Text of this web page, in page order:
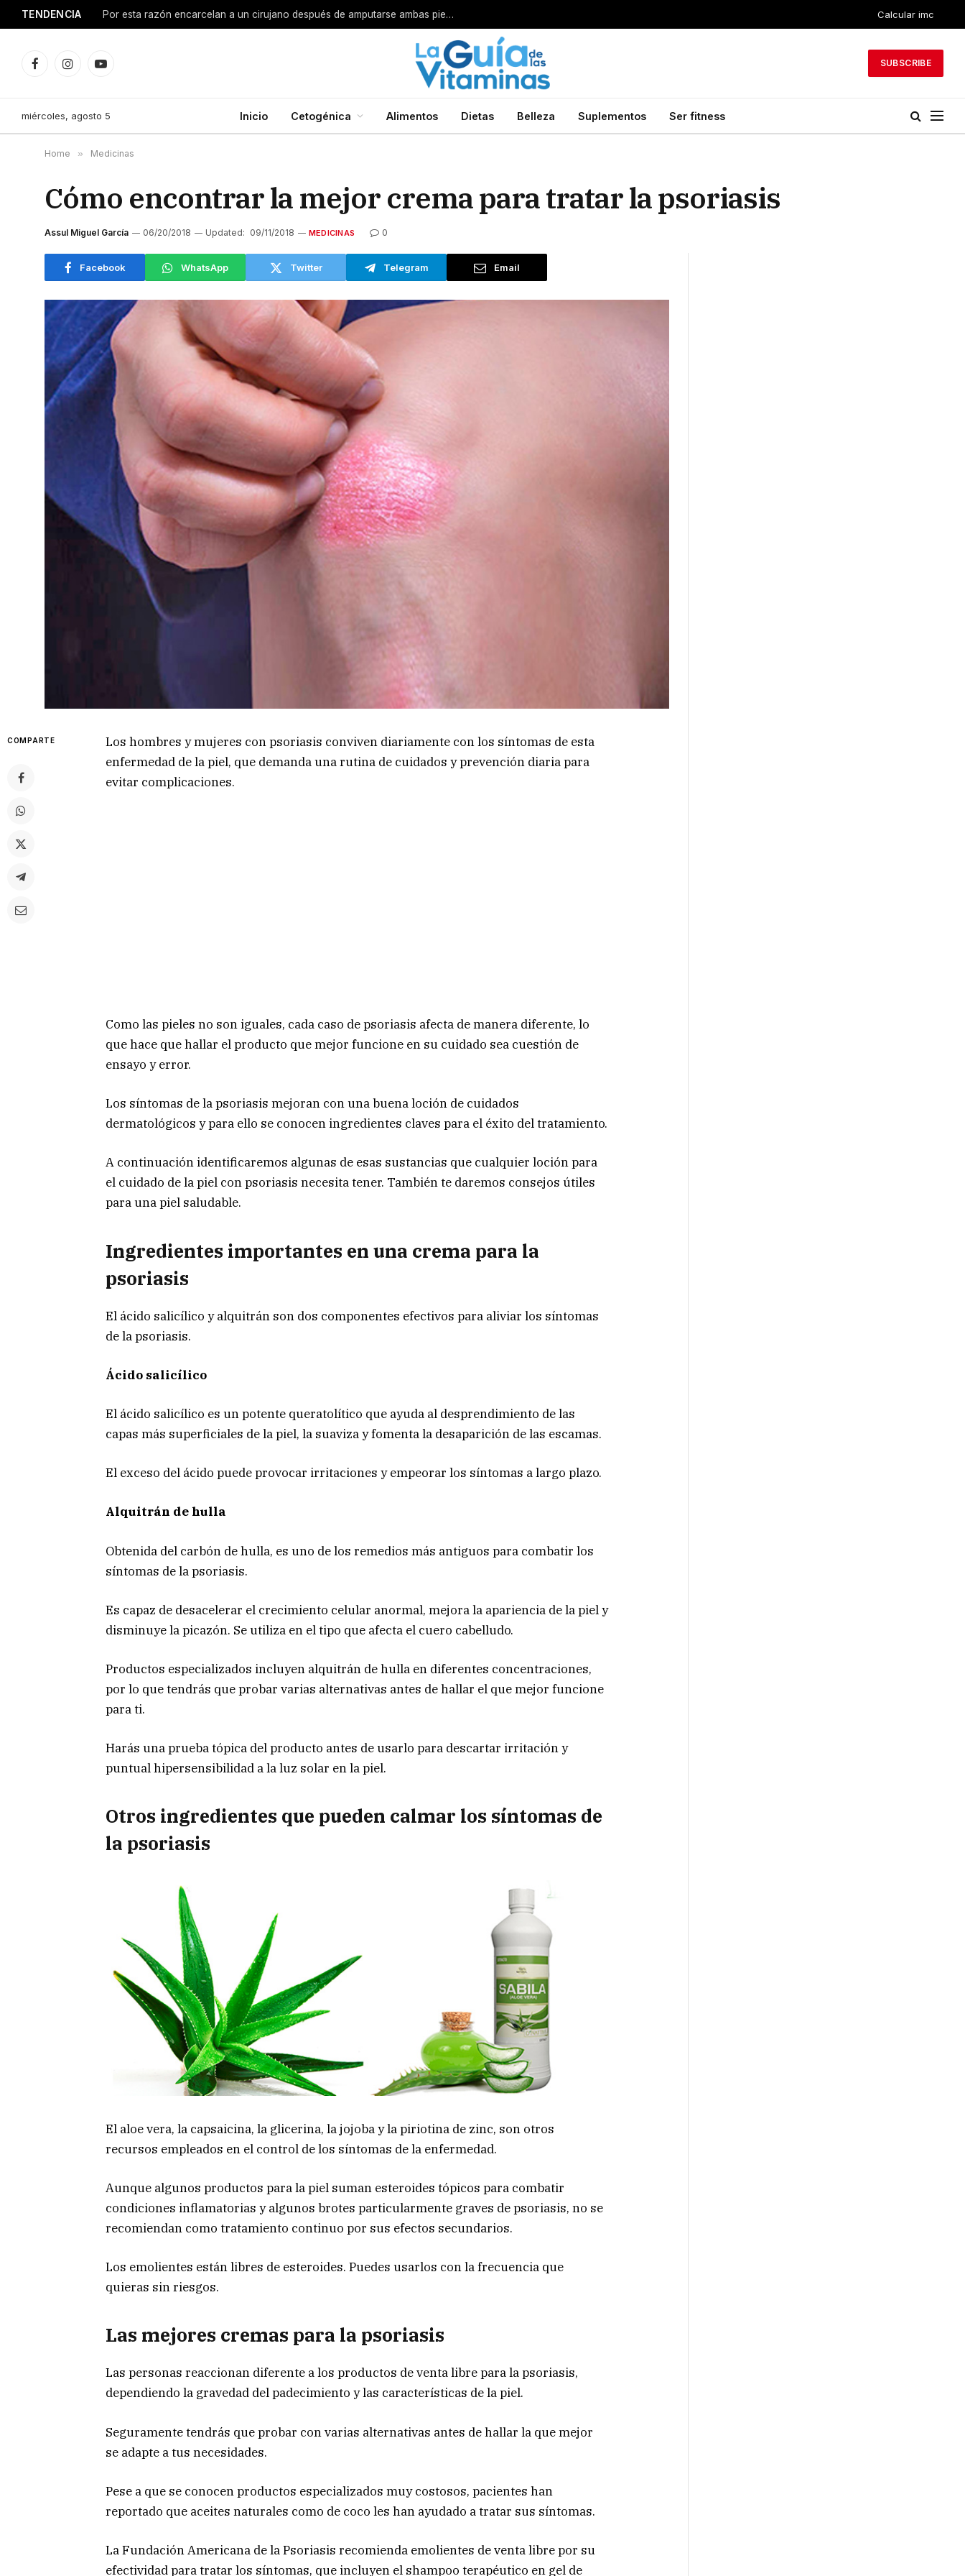
TENDENCIA Por esta razón encarcelan a un cirujano después de amputarse ambas piernas Calcular imc
FacebookInstagramYouTube
SUBSCRIBE
miércoles, agosto 5 Inicio Cetogénica Alimentos Dietas Belleza Suplementos Ser fitness
Home » Medicinas
Cómo encontrar la mejor crema para tratar la psoriasis
Assul Miguel García 06/20/2018 Updated: 09/11/2018 MEDICINAS 0
Facebook WhatsApp Twitter Telegram Email
COMPARTE
Los hombres y mujeres con psoriasis conviven diariamente con los síntomas de esta
enfermedad de la piel, que demanda una rutina de cuidados y prevención diaria para
evitar complicaciones.
Como las pieles no son iguales, cada caso de psoriasis afecta de manera diferente, lo
que hace que hallar el producto que mejor funcione en su cuidado sea cuestión de
ensayo y error.
Los síntomas de la psoriasis mejoran con una buena loción de cuidados
dermatológicos y para ello se conocen ingredientes claves para el éxito del tratamiento.
A continuación identificaremos algunas de esas sustancias que cualquier loción para
el cuidado de la piel con psoriasis necesita tener. También te daremos consejos útiles
para una piel saludable.
Ingredientes importantes en una crema para la
psoriasis
El ácido salicílico y alquitrán son dos componentes efectivos para aliviar los síntomas
de la psoriasis.
Ácido salicílico
El ácido salicílico es un potente queratolítico que ayuda al desprendimiento de las
capas más superficiales de la piel, la suaviza y fomenta la desaparición de las escamas.
El exceso del ácido puede provocar irritaciones y empeorar los síntomas a largo plazo.
Alquitrán de hulla
Obtenida del carbón de hulla, es uno de los remedios más antiguos para combatir los
síntomas de la psoriasis.
Es capaz de desacelerar el crecimiento celular anormal, mejora la apariencia de la piel y
disminuye la picazón. Se utiliza en el tipo que afecta el cuero cabelludo.
Productos especializados incluyen alquitrán de hulla en diferentes concentraciones,
por lo que tendrás que probar varias alternativas antes de hallar el que mejor funcione
para ti.
Harás una prueba tópica del producto antes de usarlo para descartar irritación y
puntual hipersensibilidad a la luz solar en la piel.
Otros ingredientes que pueden calmar los síntomas de
la psoriasis
El aloe vera, la capsaicina, la glicerina, la jojoba y la piriotina de zinc, son otros
recursos empleados en el control de los síntomas de la enfermedad.
Aunque algunos productos para la piel suman esteroides tópicos para combatir
condiciones inflamatorias y algunos brotes particularmente graves de psoriasis, no se
recomiendan como tratamiento continuo por sus efectos secundarios.
Los emolientes están libres de esteroides. Puedes usarlos con la frecuencia que
quieras sin riesgos.
Las mejores cremas para la psoriasis
Las personas reaccionan diferente a los productos de venta libre para la psoriasis,
dependiendo la gravedad del padecimiento y las características de la piel.
Seguramente tendrás que probar con varias alternativas antes de hallar la que mejor
se adapte a tus necesidades.
Pese a que se conocen productos especializados muy costosos, pacientes han
reportado que aceites naturales como de coco les han ayudado a tratar sus síntomas.
La Fundación Americana de la Psoriasis recomienda emolientes de venta libre por su
efectividad para tratar los síntomas, que incluyen el shampoo terapéutico en gel de